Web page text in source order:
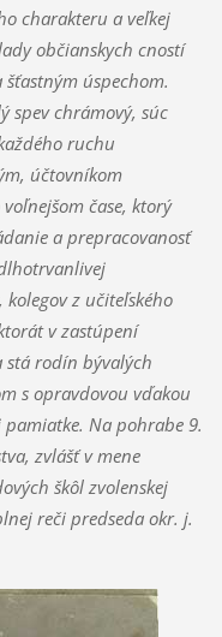
charakteru a veľkej
občianskych cností
úspechom.
spev chrámový, súc
ruchu
účtovníkom
čase, ktorý
a prepracovanosť
z učiteľského
v zastúpení
stá rodín bývalých
s opravdovou vďakou
Na pohrabe 9.
zvlášť v mene
škôl zvolenskej
reči predseda okr. j.